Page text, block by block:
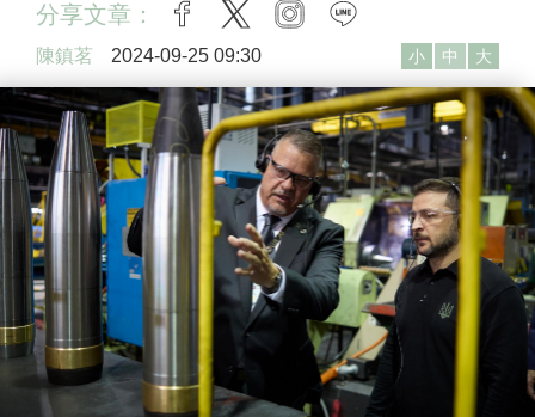
分享文章： facebook
twitter instagram
陳鎮茗 2024-09-25 09:30 小 中 大